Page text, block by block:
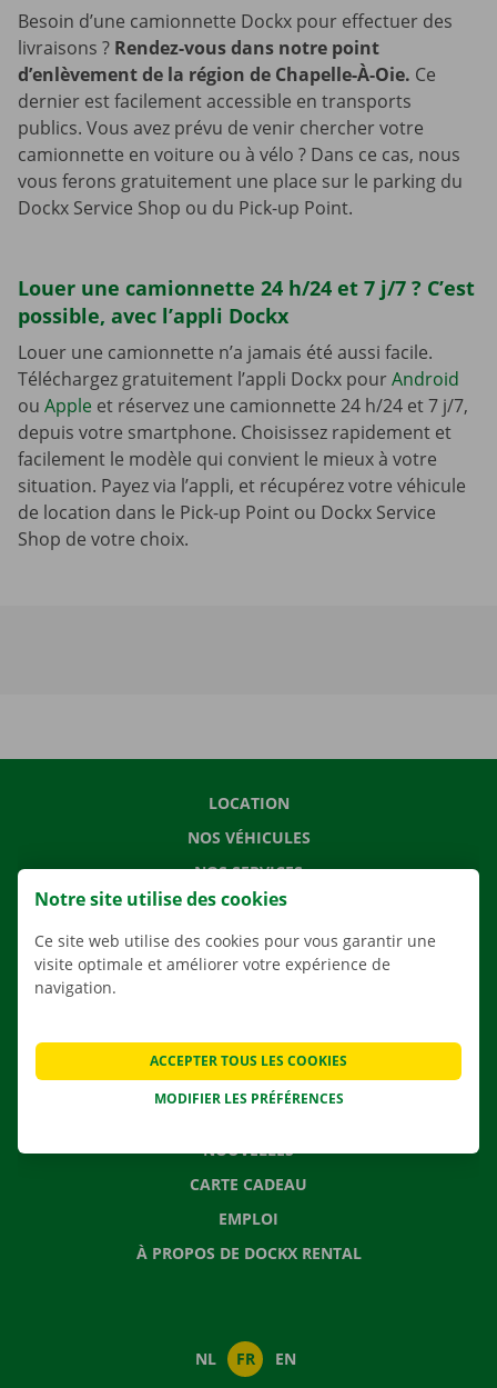
Besoin d’une camionnette Dockx pour effectuer des
livraisons ? Rendez-vous dans notre point
d’enlèvement de la région de Chapelle-À-Oie. Ce
dernier est facilement accessible en transports
publics. Vous avez prévu de venir chercher votre
camionnette en voiture ou à vélo ? Dans ce cas, nous
vous ferons gratuitement une place sur le parking du
Dockx Service Shop ou du Pick-up Point.
Louer une camionnette 24 h/24 et 7 j/7 ? C’est
possible, avec l’appli Dockx
Louer une camionnette n’a jamais été aussi facile.
Téléchargez gratuitement l’appli Dockx pourAndroid
ou Apple et réservez une camionnette 24 h/24 et 7 j/7,
depuis votre smartphone. Choisissez rapidement et
facilement le modèle qui convient le mieux à votre
situation. Payez via l’appli, et récupérez votre véhicule
de location dans le Pick-up Point ou Dockx Service
Shop de votre choix.
LOCATION
NOS VÉHICULES
NOS SERVICES
AGENCES
APPLI
SOLUTIONS DE DÉMÉNAGEMENT
CONTACTEZ NOUS
NOUVELLES
CARTE CADEAU
EMPLOI
À PROPOS DE DOCKX RENTAL
NL FR EN
Notre site utilise des cookies
Ce site web utilise des cookies pour vous garantir une
visite optimale et améliorer votre expérience de
navigation.
MODIFIER LES PRÉFÉRENCES
ACCEPTER TOUS LES COOKIES